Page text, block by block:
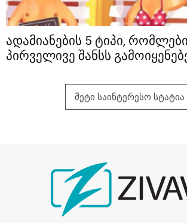
ადამიანების 5 ტიპი,
პირველივე შანსს
მეტი საინტერესო სტატია